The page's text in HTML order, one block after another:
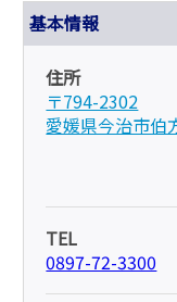
基本情報
住所
〒794-2302
愛媛県今治市伯
TEL
0897-72-3300